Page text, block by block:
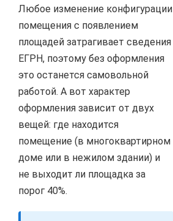
Любое изменение конфигурации
помещения с появлением
площадей затрагивает сведения
ЕГРН, поэтому без оформления
это останется самовольной
работой. А вот характер
оформления зависит от двух
вещей: где находится
помещение (в многоквартирном
доме или в нежилом здании) и
не выходит ли площадка за
порог 40%.